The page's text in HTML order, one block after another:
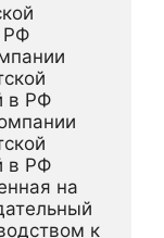
РФ
в РФ
в РФ
на
к